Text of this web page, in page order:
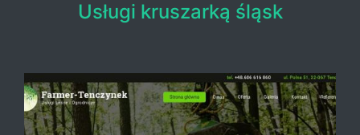
Usługi kruszarką śląsk